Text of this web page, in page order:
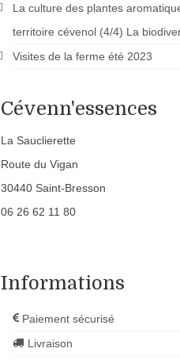
La culture des plantes
territoire cévenol (4/4) La
Visites de la ferme été 2023
Cévenn'essences
La Sauclierette
Route du Vigan
30440 Saint-Bresson
06 26 62 11 80
Informations
Paiement sécurisé
Livraison